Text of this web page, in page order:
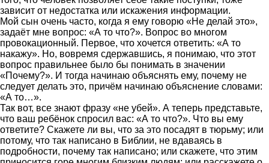
зависит от недостатка или искажения информации.
Мой сын очень часто, когда я ему говорю «Не делай это»,
задаёт мне вопрос: «А то что?». Вопрос во многом
провокационный. Первое, что хочется ответить: «А то
накажу». Но, вовремя сдержавшись, я понимаю, что этот
вопрос правильнее было бы понимать в значении
«Почему?». И тогда начинаю объяснять ему, почему не
следует делать это, причём начинаю объяснение словами:
«А то…».
Так вот, все знают фразу «не убей». А теперь представьте,
что ваш ребёнок спросил вас: «А то что?». Что вы ему
ответите? Скажете ли вы, что за это посадят в тюрьму; или
потому, что так написано в Библии, не вдаваясь в
подробности, почему так написано; или скажете, что этим